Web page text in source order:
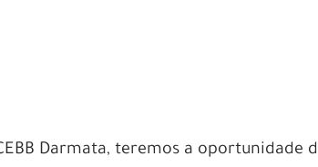
Darmata, teremos a oportunidade